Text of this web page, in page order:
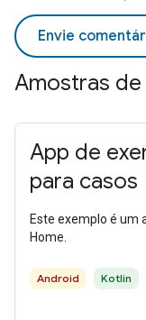
Envie
Amostras
App de
para casos
Este exemplo é um
Home.
Android Kotlin